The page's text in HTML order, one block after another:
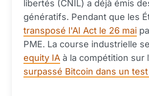
libertés (CNIL) a déjà émis
génératifs. Pendant que les
transposé l'AI Act le 26 mai
PME. La course industrielle
equity IA à la compétition sur
surpassé Bitcoin dans un